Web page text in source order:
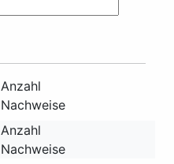
Anzahl
Nachweise
Anzahl
Nachweise